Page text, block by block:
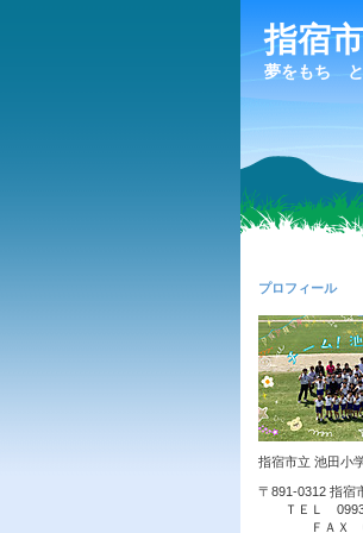
指宿
夢をもち
プロフィール
指宿市立 池田小
〒891-0312 指宿
ＴＥＬ
ＦＡＸ